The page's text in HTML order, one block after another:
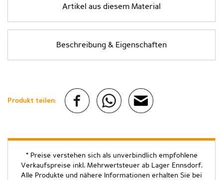
Artikel aus diesem Material
Beschreibung & Eigenschaften
Produkt teilen:
* Preise verstehen sich als unverbindlich empfohlene
Verkaufspreise inkl. Mehrwertsteuer ab Lager Ennsdorf.
Alle Produkte und nähere Informationen erhalten Sie bei